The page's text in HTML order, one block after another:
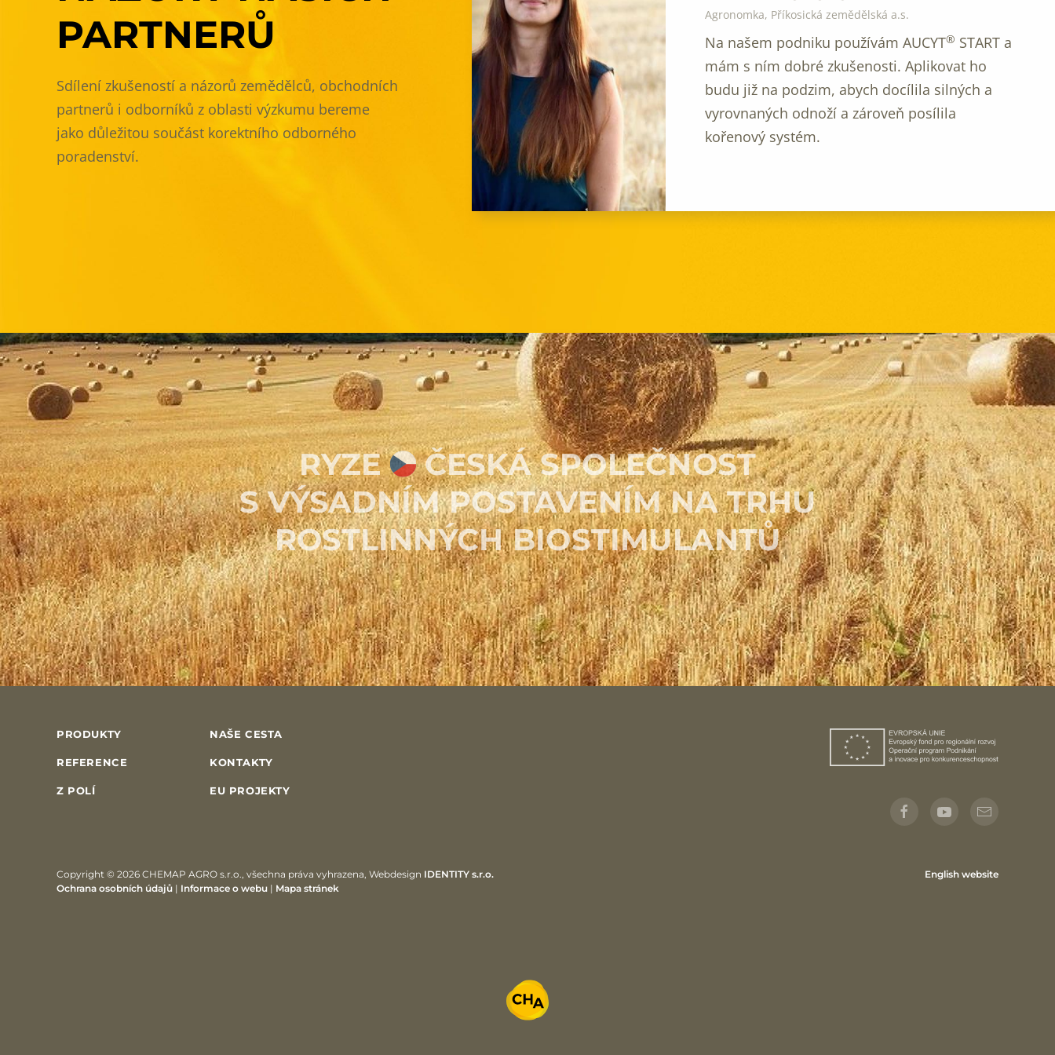
PARTNERŮ
Sdílení zkušeností a názorů zemědělců, obchodních
partnerů i odborníků z oblasti výzkumu bereme
jako důležitou součást korektního odborného
poradenství.
Agronomka, Příkosická zemědělská a.s.
Na našem podniku používám AUCYT® START a
mám s ním dobré zkušenosti. Aplikovat ho
budu již na podzim, abych docílila silných a
vyrovnaných odnoží a zároveň posílila
kořenový systém.
RYZE ČESKÁSPOLEČNOST
SVÝSADNÍMPOSTAVENÍM NA TRHU
ROSTLINNÝCH BIOSTIMULANTŮ
PRODUKTY
REFERENCE
Z POLÍ
NAŠE CESTA
KONTAKTY
EU PROJEKTY
Copyright © 2026 CHEMAP AGRO s.r.o., všechna práva vyhrazena, Webdesign IDENTITY s.r.o.
Ochrana osobních údajů | Informace o webu | Mapa stránek
English website